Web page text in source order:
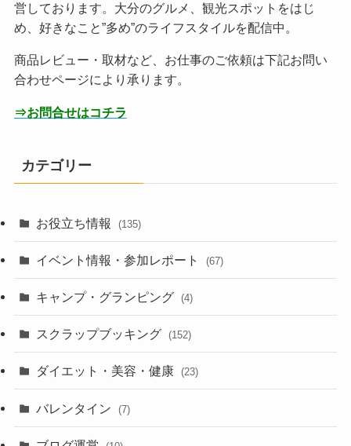
営しております。大分のグルメ、観光スポットをはじ
め、好きなこと”多め”のライフスタイルを配信中。
商品レビュー・取材など、お仕事のご依頼は下記お問い
合わせページにより承ります。
⇒お問合せはコチラ
カテゴリー
お役立ち情報 (135)
イベント情報・参加レポート (67)
キャンプ・グランピング (4)
スクラップブッキング (152)
ダイエット・美容・健康 (23)
バレンタイン (7)